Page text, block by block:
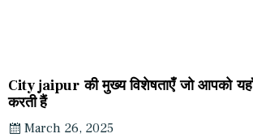
City jaipur की मुख्य विशेषताएँ जो आपको
करती हैं
March 26, 2025